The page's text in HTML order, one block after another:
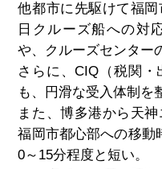
他都市に先駆けて福
日クルーズ船への対
や、クルーズセンター
さらに、CIQ（税関
も、円滑な受入体制を
また、博多港から天
福岡市都心部への移動
0～ 15分程度と短い。